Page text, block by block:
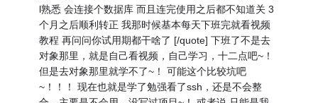
l熟悉 会连接个数据库 而且连完使用之后都不知道关 3
个月之后顺利转正 我那时候基本每天下班完就看视频
教程 再问问你试用期都干啥了 [/quote] 下班了不是去
对象那里，就是自己看视频，自己学习，十二点吧~！
但是去对象那里就学不了~！ 可能这个比较坑吧
~！！！ 现在也就是学了勉强看了ssh，还是不会整